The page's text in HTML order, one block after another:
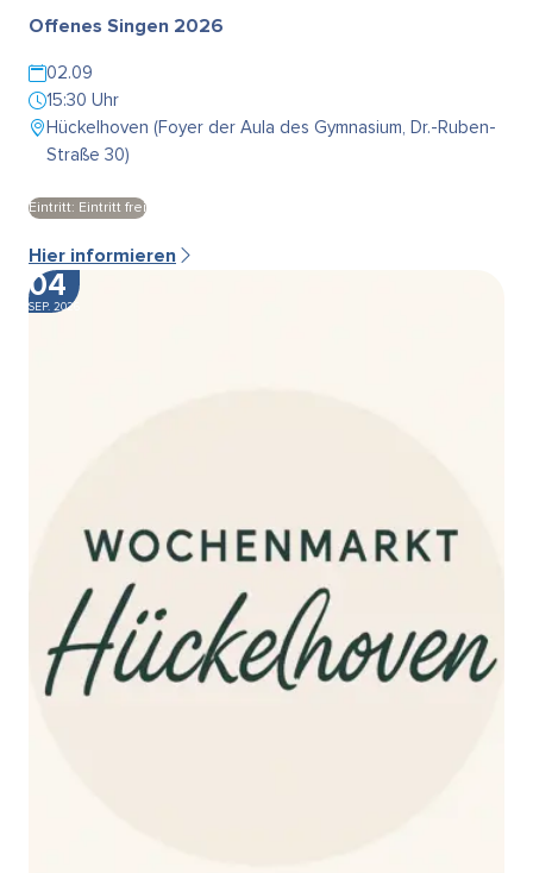
Offenes Singen 2026
02.09
15:30 Uhr
Hückelhoven (Foyer der Aula des Gymnasium, Dr.-Ruben-
Straße 30)
Eintritt: Eintritt frei
Hier informieren
04
SEP. 2026